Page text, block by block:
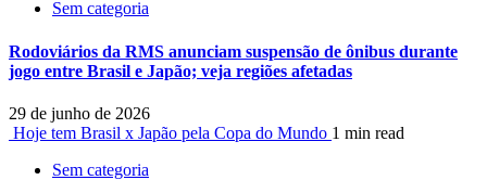
Sem categoria
Rodoviários da RMS anunciam suspensão de ônibus durante
jogo entre Brasil e Japão; veja regiões afetadas
29 de junho de 2026
Hoje tem Brasil x Japão pela Copa do Mundo 1 min read
Sem categoria